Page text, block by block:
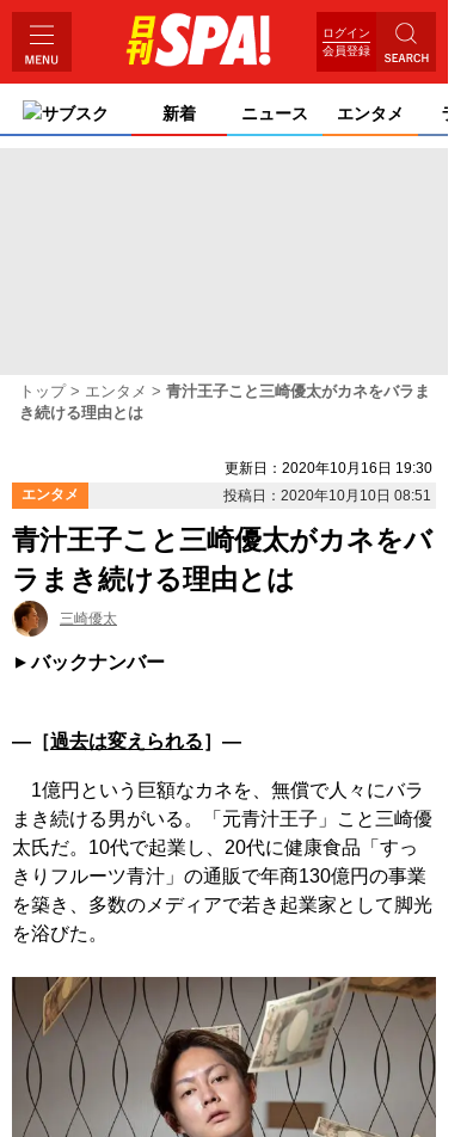
ログイン
会員登録
サブスク 新着 ニュース エンタメ ライ
トップ エンタメ
青汁王子こと三崎優太がカネをバラま
き続ける理由とは
更新日：2020年10月16日 19:30
エンタメ
投稿日：2020年10月10日 08:51
青汁王子こと三崎優太がカネをバ
ラまき続ける理由とは
三崎優太
バックナンバー
―［過去は変えられる］―
1億円という巨額なカネを、無償で人々にバラ
まき続ける男がいる。「元青汁王子」こと三崎優
太氏だ。10代で起業し、20代に健康食品「すっ
きりフルーツ青汁」の通販で年商130億円の事業
を築き、多数のメディアで若き起業家として脚光
を浴びた。